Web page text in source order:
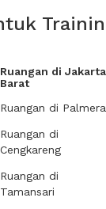
Ruangan di Jakarta
Barat
Ruangan di
Ruangan di
Cengkareng
Ruangan di
Tamansari